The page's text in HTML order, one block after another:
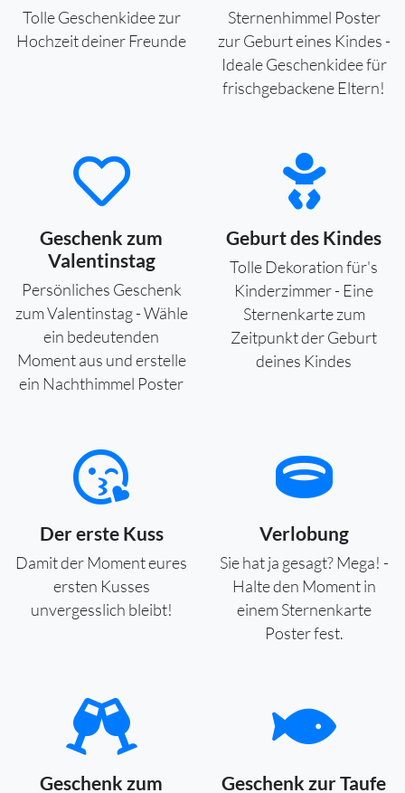
Tolle Geschenkidee zur
Hochzeit deiner Freunde
Sternenhimmel Poster
zur Geburt eines Kindes -
Ideale Geschenkidee für
frischgebackene Eltern!
Geschenk zum
Valentinstag
Persönliches Geschenk
zum Valentinstag - Wähle
ein bedeutenden
Moment aus und erstelle
ein Nachthimmel Poster
Geburt des Kindes
Tolle Dekoration für's
Kinderzimmer - Eine
Sternenkarte zum
Zeitpunkt der Geburt
deines Kindes
Der erste Kuss
Damit der Moment eures
ersten Kusses
unvergesslich bleibt!
Verlobung
Sie hat ja gesagt? Mega! -
Halte den Moment in
einem Sternenkarte
Poster fest.
Geschenk zum Geschenk zur Taufe